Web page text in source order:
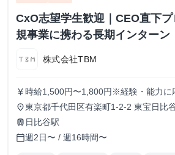
CxO志望学生歓迎｜CEO直下
規事業に携わる長期インターン
株式会社TBM
currency_yen 時給1,500円〜1,800円※経験・能力に
place東京都千代田区有楽町1-2-2 東宝日比
train 日比谷駅
calendar_today週2日〜 / 週16時間〜